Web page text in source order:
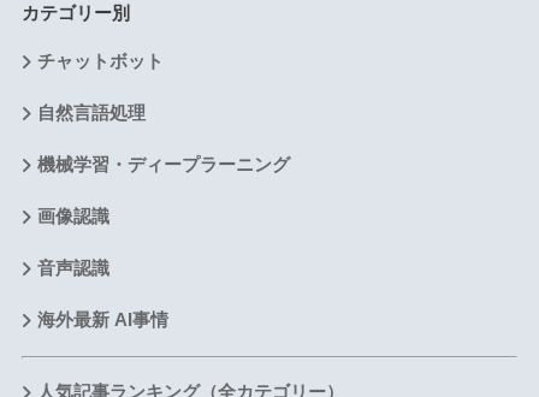
カテゴリー別
チャットボット
自然言語処理
機械学習・ディープラーニング
画像認識
音声認識
海外最新 AI事情
人気記事ランキング（全カテゴリー）